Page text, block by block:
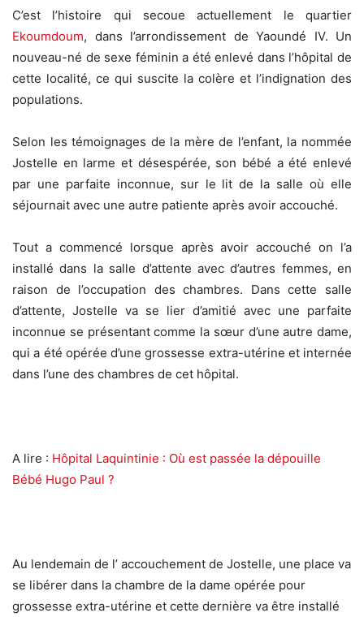
C’est l’histoire qui secoue actuellement le quartier
Ekoumdoum, dans l’arrondissement de Yaoundé IV. Un
nouveau-né de sexe féminin a été enlevé dans l’hôpital de
cette localité, ce qui suscite la colère et l’indignation des
populations.
Selon les témoignages de la mère de l’enfant, la nommée
Jostelle en larme et désespérée, son bébé a été enlevé
par une parfaite inconnue, sur le lit de la salle où elle
séjournait avec une autre patiente après avoir accouché.
Tout a commencé lorsque après avoir accouché on l’a
installé dans la salle d’attente avec d’autres femmes, en
raison de l’occupation des chambres. Dans cette salle
d’attente, Jostelle va se lier d’amitié avec une parfaite
inconnue se présentant comme la sœur d’une autre dame,
qui a été opérée d’une grossesse extra-utérine et internée
dans l’une des chambres de cet hôpital.
A lire : Hôpital Laquintinie : Où est passée la dépouille
Bébé Hugo Paul ?
Au lendemain de l’ accouchement de Jostelle, une place va
se libérer dans la chambre de la dame opérée pour
grossesse extra-utérine et cette dernière va être installé